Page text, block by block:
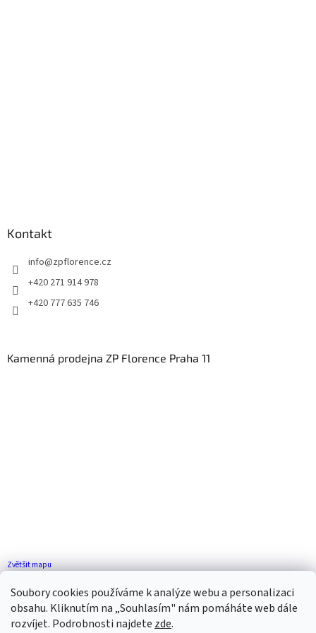
Soubory cookies používáme k analýze webu a personalizaci
obsahu. Kliknutím na „Souhlasím" nám pomáháte web dále
rozvíjet. Podrobnosti najdete zde.
Kontakt
info@zpflorence.cz
+420 271 914 978
+420 777 635 746
Kamenná prodejna ZP Florence Praha 11
Zvětšit mapu